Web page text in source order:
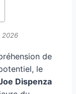
2026
de
le
Dispenza